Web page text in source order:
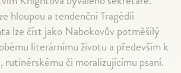
hloupou a tendenční Tragédií
lze číst jako Nabokovův potměšilý
literárnímu životu a především k
rutinérskému či moralizujícímu psaní.